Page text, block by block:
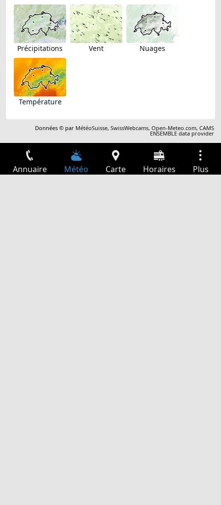
Précipitations Vent Nuages
Température
Données © par MétéoSuisse,SwissWebcams,Open-Meteo.com,CAMS
ENSEMBLE data provider
Annuaire Météo Carte Horaires Plus